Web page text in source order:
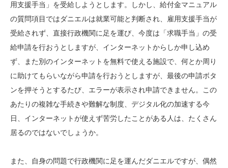
用支援手当」を受給しようとします。しかし、給付金マニュアル
の質問項目ではダニエルは就業可能と判断され、雇用支援手当が
受給されず、直接行政機関に足を運び、今度は「求職手当」の受
給申請を行おうとしますが、インターネットからしか申し込め
ず、また別のインターネットを無料で使える施設で、何とか周り
に助けてもらいながら申請を行おうとしますが、最後の申請ボタ
ンを押そうとするたび、エラーが表示され申請できません。この
あたりの複雑な手続きや難解な制度、デジタル化の加速する今
日、インターネットが使えず苦労したことがある人は、たくさん
居るのではないでしょうか。
また、自身の問題で行政機関に足を運んだダニエルですが、偶然